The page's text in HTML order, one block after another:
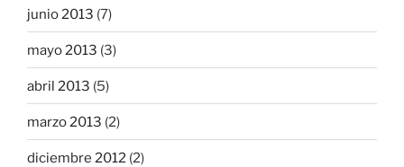
junio 2013 (7)
mayo 2013 (3)
abril 2013 (5)
marzo 2013 (2)
diciembre 2012 (2)